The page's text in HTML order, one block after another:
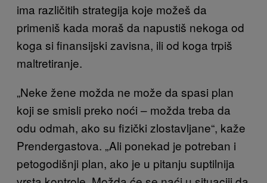
ima različitih strategija koje možeš da
primeniš kada moraš da napustiš nekoga od
koga si finansijski zavisna, ili od koga trpiš
maltretiranje.
„Neke žene možda ne može da spasi plan
koji se smisli preko noći – možda treba da
odu odmah, ako su fizički zlostavljane“, kaže
Prendergastova. „Ali ponekad je potreban i
petogodišnji plan, ako je u pitanju suptilnija